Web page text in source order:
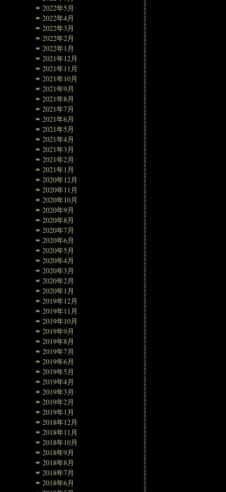
2022年5月
2022年4月
2022年3月
2022年2月
2022年1月
2021年12月
2021年11月
2021年10月
2021年9月
2021年8月
2021年7月
2021年6月
2021年5月
2021年4月
2021年3月
2021年2月
2021年1月
2020年12月
2020年11月
2020年10月
2020年9月
2020年8月
2020年7月
2020年6月
2020年5月
2020年4月
2020年3月
2020年2月
2020年1月
2019年12月
2019年11月
2019年10月
2019年9月
2019年8月
2019年7月
2019年6月
2019年5月
2019年4月
2019年3月
2019年2月
2019年1月
2018年12月
2018年11月
2018年10月
2018年9月
2018年8月
2018年7月
2018年6月